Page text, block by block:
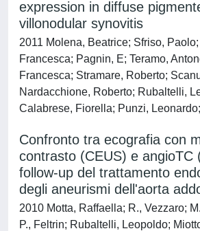
expression in diffuse
villonodular synovitis
2011 Molena, Beatrice; Sfriso,
Francesca; Pagnin, E; Teramo,
Francesca; Stramare, Roberto;
Nardacchione, Roberto; Rubaltelli,
Calabrese, Fiorella; Punzi,
Confronto tra ecografia con
contrasto (CEUS) e angioTC
follow-up del trattamento
degli aneurismi dell'aorta
2010 Motta, Raffaella; R., Vezzaro;
P., Feltrin; Rubaltelli, Leopoldo;